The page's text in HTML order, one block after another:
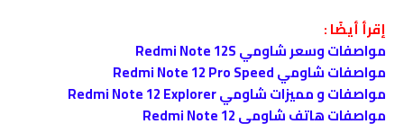
إقرأ أيضًا :
مواصفات وسعر شاومي Redmi Note 12S
مواصفات شاومي Redmi Note 12 Pro Speed
مواصفات و مميزات شاومي Redmi Note 12 Explorer
مواصفات هاتف شاومي Redmi Note 12